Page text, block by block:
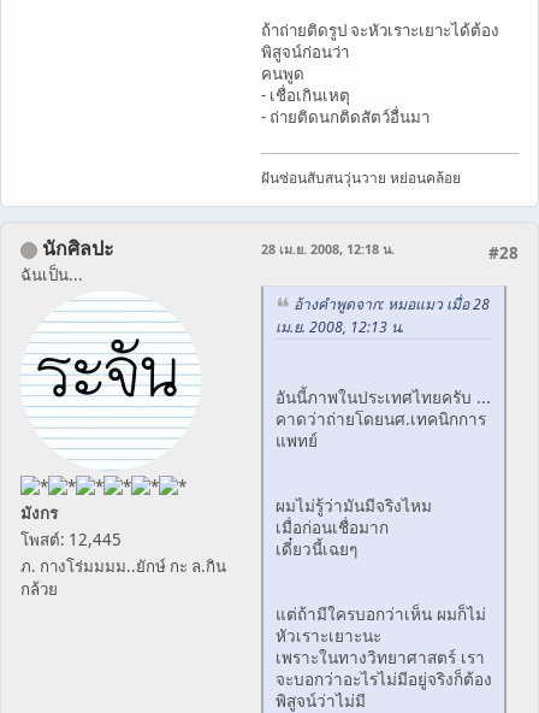
ถ้าถ่ายติดรูป จะหัวเราะเยาะได้ต้อง
พิสูจน์ก่อนว่า
คนพูด
- เชื่อเกินเหตุ
- ถ่ายติดนกติดสัตว์อื่นมา
ฝันซ่อนสับสนวุ่นวาย หย่อนคล้อย
นักศิลปะ
ฉันเป็น...
มังกร
โพสต์: 12,445
ภ. กางโร่มมมม..ยักษ์ กะ ล.กิน
กล้วย
#28
28 เม.ย. 2008, 12:18 น.
อ้างคำพูดจาก: หมอแมว เมื่อ 28
เม.ย. 2008, 12:13 น.
อันนี้ภาพในประเทศไทยครับ ...
คาดว่าถ่ายโดยนศ.เทคนิกการ
แพทย์
ผมไม่รู้ว่ามันมีจริงไหม
เมื่อก่อนเชื่อมาก
เดี๋ยวนี้เฉยๆ
แต่ถ้ามีใครบอกว่าเห็น ผมก็ไม่
หัวเราะเยาะนะ
เพราะในทางวิทยาศาสตร์ เรา
จะบอกว่าอะไรไม่มีอยู่จริงก็ต้อง
พิสูจน์ว่าไม่มี